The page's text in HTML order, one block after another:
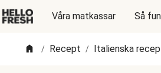
Våra matkassar Så
/ Recept / Italienska